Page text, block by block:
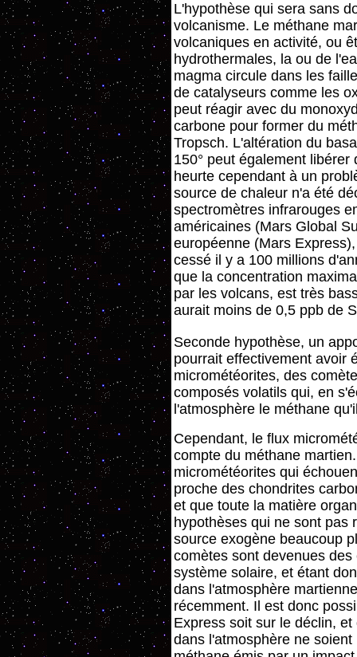
L'hypothèse qui sera sans
volcanisme. Le méthane
volcaniques en activité, ou
hydrothermales, la ou de
magma circule dans les
de catalyseurs comme les
peut réagir avec du
carbone pour former du
Tropsch. L'altération du
150° peut également
heurte cependant à un
source de chaleur n'a été
spectromètres infrarouges
américaines (Mars Global
européenne (Mars
cessé il y a 100 millions
que la concentration
par les volcans, est très
aurait moins de 0,5 ppb de
Seconde hypothèse, un
pourrait effectivement avoir
micrométéorites, des
composés volatils qui, en
l'atmosphère le méthane
Cependant, le flux
compte du méthane
micrométéorites qui
proche des chondrites
et que toute la matière
hypothèses qui ne sont pas
source exogène beaucoup
comètes sont devenues
système solaire, et étant
dans l'atmosphère
récemment. Il est donc
Express soit sur le déclin,
dans l'atmosphère ne